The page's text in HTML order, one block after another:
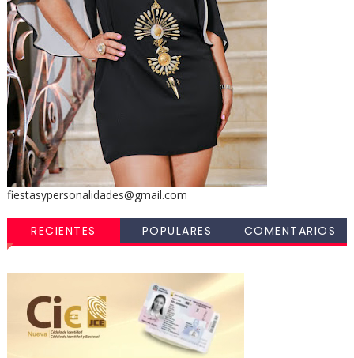
fiestasypersonalidades@gmail.com
RECIENTES POPULARES COMENTARIOS